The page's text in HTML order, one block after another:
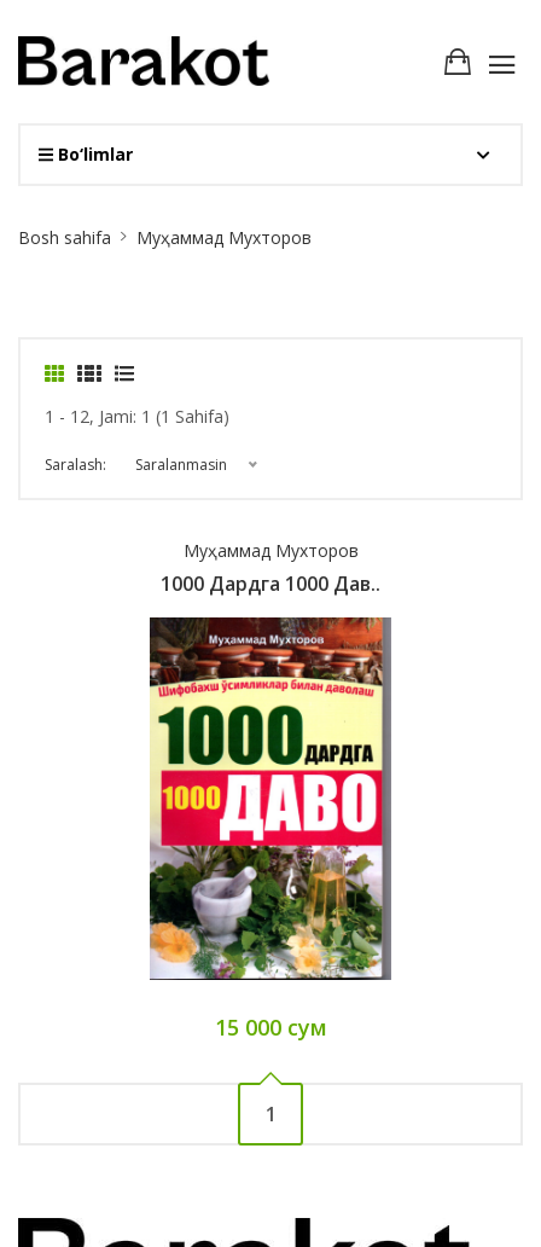
Bo‘limlar
Breadcrumb
Bosh sahifa Муҳаммад Мухторов
1 - 12, Jami: 1 (1 Sahifa)
Saralash: Saralanmasin
Муҳаммад Мухторов
1000 Дардга 1000 Дав..
15 000 сум
1